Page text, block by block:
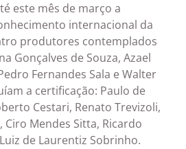
este mês de março a
internacional da
produtores contemplados
Gonçalves de Souza, Azael
Fernandes Sala e Walter
a certificação: Paulo de
Cestari, Renato Trevizoli,
Mendes Sitta, Ricardo
de Laurentiz Sobrinho.